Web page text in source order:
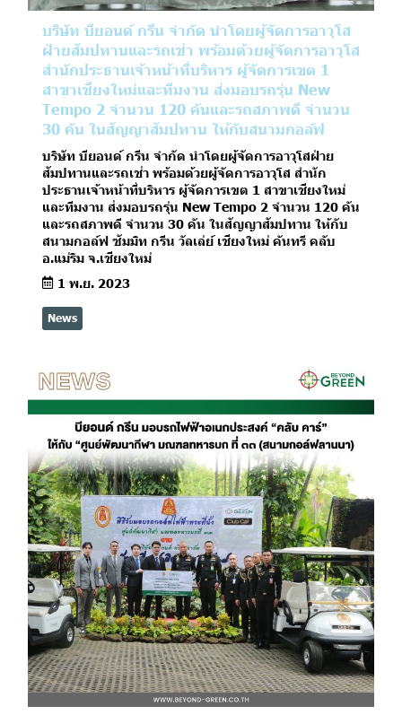
บริษัท บียอนด์ กรีน จำกัด นำโดยผู้จัดการอาวุโส
ฝ่ายสัมปทานและรถเช่า พร้อมด้วยผู้จัดการอาวุโส
สำนักประธานเจ้าหน้าที่บริหาร ผู้จัดการเขต 1
สาขาเชียงใหม่และทีมงาน ส่งมอบรถรุ่น New
Tempo 2 จำนวน 120 คันและรถสภาพดี จำนวน
30 คัน ในสัญญาสัมปทาน ให้กับสนามกอล์ฟ
บริษัท บียอนด์ กรีน จำกัด นำโดยผู้จัดการอาวุโสฝ่าย
สัมปทานและรถเช่า พร้อมด้วยผู้จัดการอาวุโส สำนัก
ประธานเจ้าหน้าที่บริหาร ผู้จัดการเขต 1 สาขาเชียงใหม่
และทีมงาน ส่งมอบรถรุ่น New Tempo 2 จำนวน 120 คัน
และรถสภาพดี จำนวน 30 คัน ในสัญญาสัมปทาน ให้กับ
สนามกอล์ฟ ซัมมิท กรีน วัลเล่ย์ เชียงใหม่ คันทรี คลับ
อ.แม่ริม จ.เชียงใหม่
1 พ.ย. 2023
News